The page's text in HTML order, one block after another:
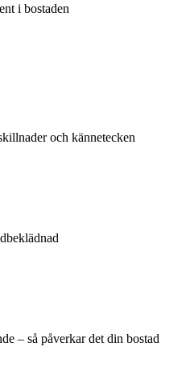
i bostaden
och kännetecken
– så påverkar det din bostad